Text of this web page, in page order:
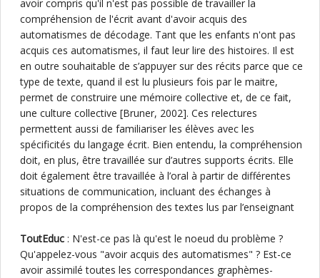
avoir compris qu'il n'est pas possible de travailler la
compréhension de l'écrit avant d'avoir acquis des
automatismes de décodage. Tant que les enfants n'ont pas
acquis ces automatismes, il faut leur lire des histoires. Il est
en outre souhaitable de s’appuyer sur des récits parce que ce
type de texte, quand il est lu plusieurs fois par le maitre,
permet de construire une mémoire collective et, de ce fait,
une culture collective [Bruner, 2002]. Ces relectures
permettent aussi de familiariser les élèves avec les
spécificités du langage écrit. Bien entendu, la compréhension
doit, en plus, être travaillée sur d’autres supports écrits. Elle
doit également être travaillée à l’oral à partir de différentes
situations de communication, incluant des échanges à
propos de la compréhension des textes lus par l’enseignant
ToutEduc : N'est-ce pas là qu'est le noeud du problème ?
Qu'appelez-vous "avoir acquis des automatismes" ? Est-ce
avoir assimilé toutes les correspondances graphèmes-